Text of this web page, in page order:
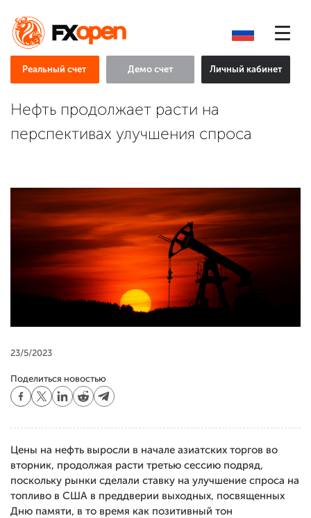
Реальный счет Демо счет Личный кабинет
Нефть продолжает расти на
перспективах улучшения спроса
23/5/2023
Поделиться новостью
Цены на нефть выросли в начале азиатских торгов во
вторник, продолжая расти третью сессию подряд,
поскольку рынки сделали ставку на улучшение спроса на
топливо в США в преддверии выходных, посвященных
Дню памяти, в то время как позитивный тон